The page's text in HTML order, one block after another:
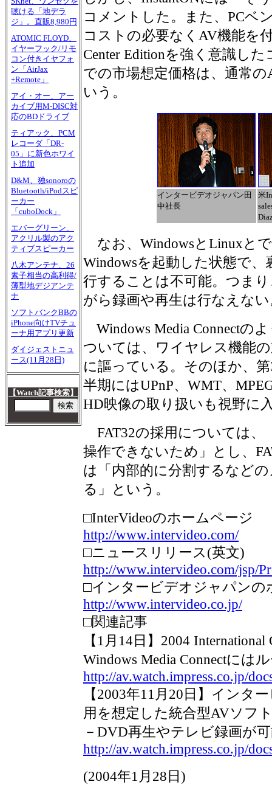
聴ける「地デラ
ジ」。直販8,980円
ATOMIC FLOYD、
イヤーフック/リモ
コン付きイヤフォ
ン「AirJax
+Remote」
アイ・オー、アー
カイブ用M-DISC対
応のBDドライブ
ティアック、PCM
レコーダ「DR-
05」に新色ホワイ
ト追加
D&M、独sonoroの
Bluetooth/iPodスピ
ーカー
「cuboDock」
エバーグリーン、
アクリル製のアク
ティブスピーカー
八木アンテナ、26
素子相当の高利得/
薄型地デジアンテ
ナ
ソフトバンクBBの
iPhone向けTVチュ
ーナ用アプリ更新
ダイジェストニュ
ース(11月28日)
【Watch記事検索】
コメントした。また、PCベ
コストの必要なくAV機能を
Center Editionを強く意識し
での市場想定価格は、通常
いう。
インタービデオジャパン田
中社長
米
なお、WindowsとLinuxと
Windowsを起動した状態で
行することは不可能。つま
がら録画や再生は行なえな
Windows Media Connectの
ついては、ワイヤレス機能
に謳っている。そのほか、
半期にはUPnP、WMT、
HD映像の取り扱いも視野に
FAT32の採用については、
操作できないため」とし、
は「内部的に分割するなど
る」という。
□InterVideoのホームページ
http://www.intervideo.com/
□ニュースリリース(英文)
http://www.intervideo.com/jsp/
□インタービデオジャパンの
http://www.intervideo.co.jp/
□関連記事
【1月14日】2004
Windows Media Connectには
http://av.watch.impress.co.jp/
【2003年11月20日】インタ
用を想定した統合型AVソフ
－DVD再生やテレビ録画が
http://av.watch.impress.co.jp/
(2004年1月28日)